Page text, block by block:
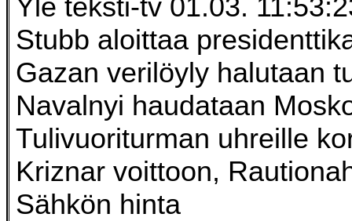
Yle teksti-tv 01.03.
Stubb aloittaa
Gazan verilöyly halutaan
Navalnyi haudataan
Tulivuoriturman uhreille
Kriznar voittoon,
Sähkön hinta